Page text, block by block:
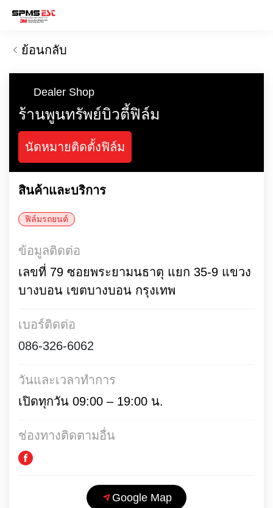
ย้อนกลับ
Dealer Shop
ร้านพูนทรัพย์บิวตี้ฟิล์ม
นัดหมายติดตั้งฟิล์ม
สินค้าและบริการ
ฟิล์มรถยนต์
ข้อมูลติดต่อ
เลขที่ 79 ซอยพระยามนธาตุ แยก 35-9 แขวง
บางบอน เขตบางบอน กรุงเทพ
เบอร์ติดต่อ
086-326-6062
วันและเวลาทำการ
เปิดทุกวัน 09:00 – 19:00 น.
ช่องทางติดตามอื่น
Google Map